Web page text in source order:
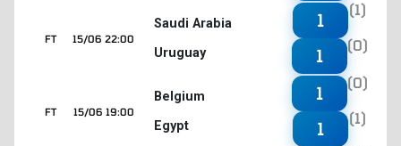
15/06 22:00
FT
Saudi Arabia
Uruguay
1
(1)
1
(0)
15/06 19:00
FT
Belgium
Egypt
1
(0)
1
(1)